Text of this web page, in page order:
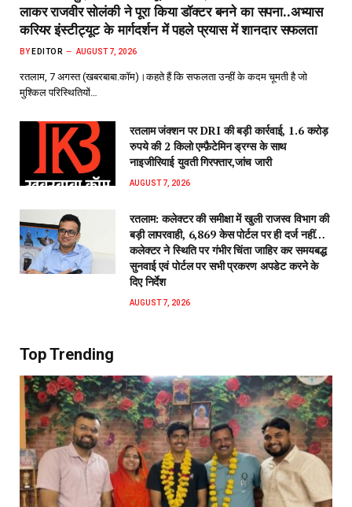
लाकर राजवीर सोलंकी ने पूरा किया डॉक्टर बनने का सपना..अभ्यास
करियर इंस्टीट्यूट के मार्गदर्शन में पहले प्रयास में शानदार सफलता
BY EDITOR AUGUST 7, 2026
रतलाम, 7 अगस्त (खबरबाबा.कॉम)।कहते हैं कि सफलता उन्हीं के कदम चूमती है जो
मुश्किल परिस्थितियों…
रतलाम जंक्शन पर DRI की बड़ी कार्रवाई, 1.6 करोड़
रुपये की 2 किलो एम्फ़ैटेमिन ड्रग्स के साथ
नाइजीरियाई युवती गिरफ्तार,जांच जारी
AUGUST 7, 2026
रतलाम: कलेक्टर की समीक्षा में खुली राजस्व विभाग की
बड़ी लापरवाही, 6,869 केस पोर्टल पर ही दर्ज नहीं…
कलेक्टर ने स्थिति पर गंभीर चिंता जाहिर कर समयबद्ध
सुनवाई एवं पोर्टल पर सभी प्रकरण अपडेट करने के
दिए निर्देश
AUGUST 7, 2026
Top Trending